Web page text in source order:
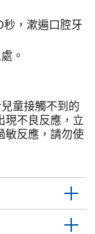
，漱遍口腔牙
。
童接觸不到的
現不良反應，立
敏反應，請勿使